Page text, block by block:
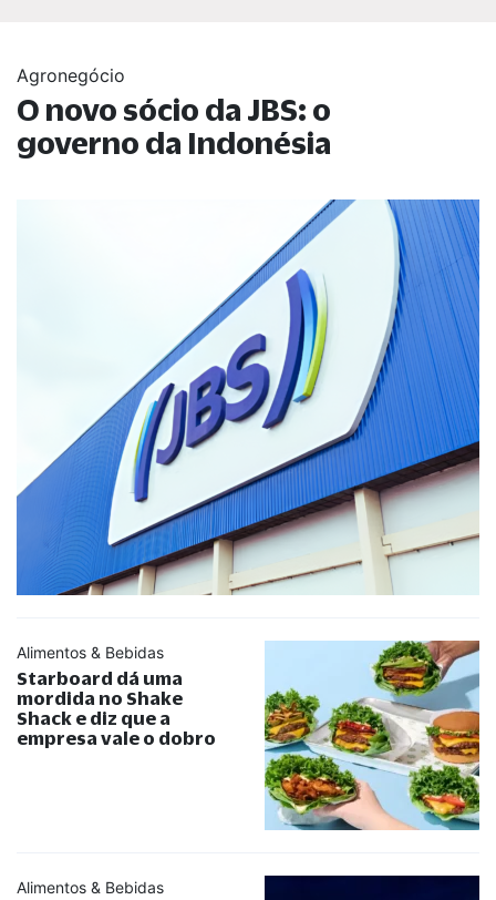
Agronegócio
O novo sócio da JBS: o
governo da Indonésia
Alimentos & Bebidas
Starboard dá uma
mordida no Shake
Shack e diz que a
empresa vale o dobro
Alimentos & Bebidas